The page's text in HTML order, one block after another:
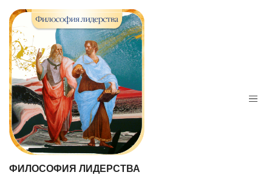
Skip
content
ФИЛОСОФИЯ ЛИДЕРСТВА